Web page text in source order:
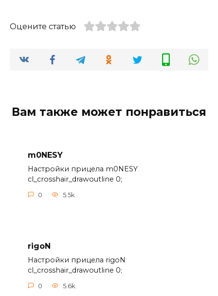
Оцените статью
Вам также может понравиться
m0NESY
Настройки прицела m0NESY
cl_crosshair_drawoutline 0;
0 5.5k.
rigoN
Настройки прицела rigoN
cl_crosshair_drawoutline 0;
0 5.6k.